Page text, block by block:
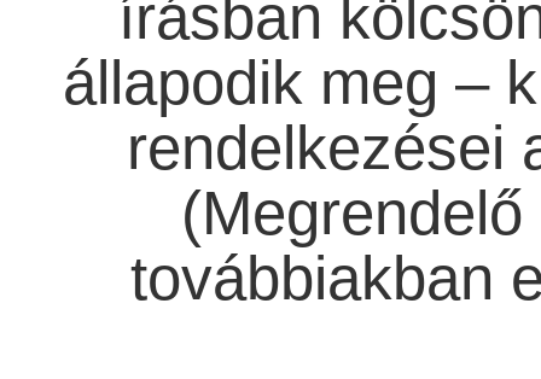
írásban
állapodik meg –
rendelkezései
továbbiakban